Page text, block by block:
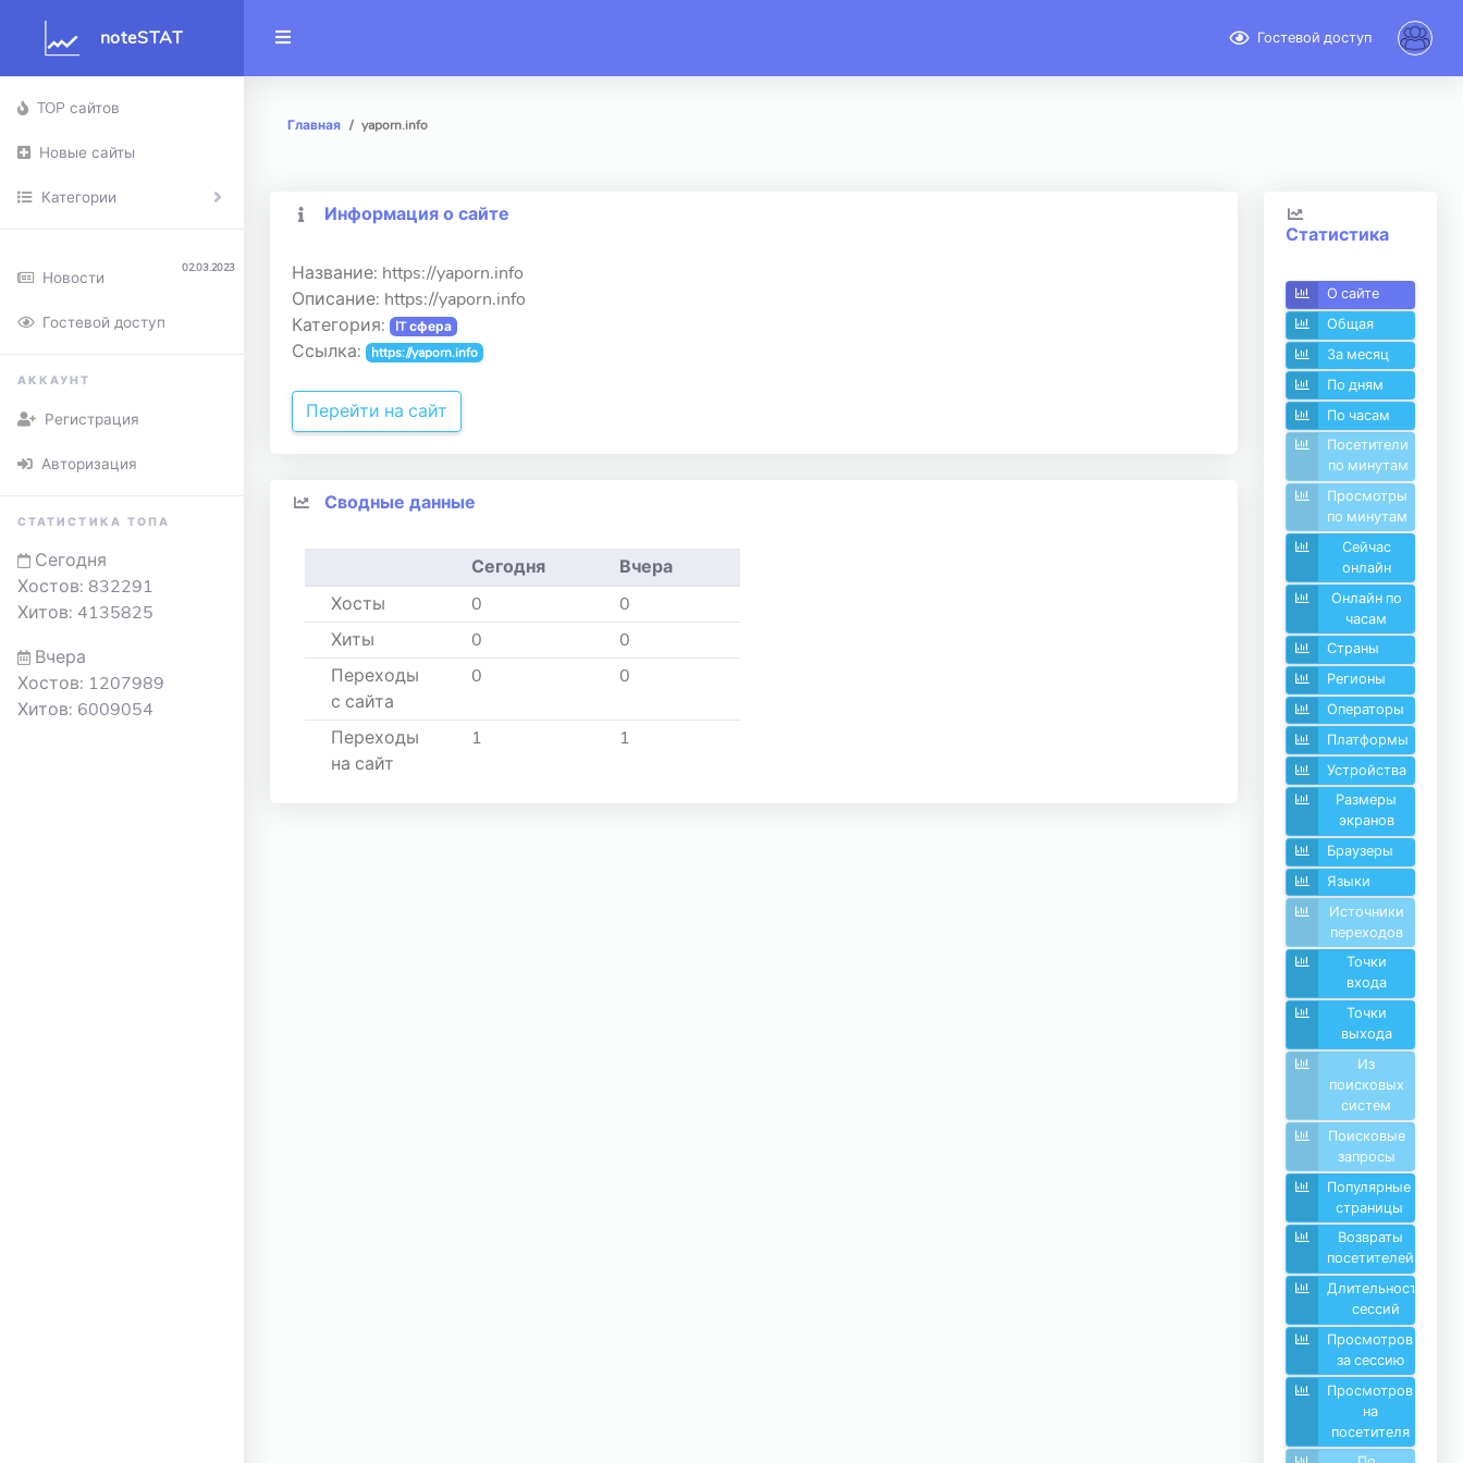
noteSTAT
TOP сайтов
Новые сайты
Категории
Новости
02.03.2023
Гостевой доступ
АККАУНТ
Регистрация
Авторизация
СТАТИСТИКА ТОПА
Сегодня
Хостов: 832291
Хитов: 4135825
Вчера
Хостов: 1207989
Хитов: 6009054
Гостевой доступ
Главная yaporn.info
Информация о сайте
Название: https://yaporn.info
Описание: https://yaporn.info
Категория:
IT сфера
Ссылка: https://yaporn.info
Перейти на сайт
Сводные данные
Сегодня
Вчера
Хосты
0
0
Хиты
0
0
Переходы
с сайта
0 0
Переходы
на сайт
1 1
Статистика
О сайте
Общая
За месяц
По дням
По часам
Посетители
по минутам
Просмотры
по минутам
Сейчас
онлайн
Онлайн по
часам
Страны
Регионы
Операторы
Платформы
Устройства
Размеры
экранов
Браузеры
Языки
Источники
переходов
Точки
входа
Точки
выхода
Из
поисковых
систем
Поисковые
запросы
Популярные
страницы
Возвраты
посетителей
Длительность
сессий
Просмотров
за сессию
Просмотров
на
посетителя